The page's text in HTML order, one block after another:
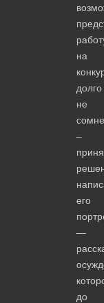
на
долго
не
–
его
—
до